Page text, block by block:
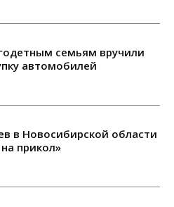
семьям вручили
автомобилей
в Новосибирской области
прикол»